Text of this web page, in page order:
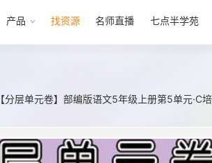
产品 找资源 名师直播 七点半学苑
【分层单元卷】部编版语文5年级上册第5单元·C